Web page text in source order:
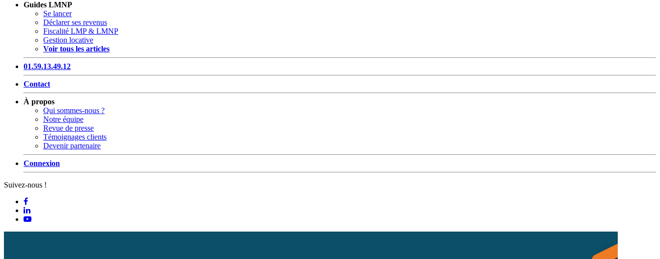
Guides LMNP
Se lancer
Déclarer ses revenus
Fiscalité LMP & LMNP
Gestion locative
Voir tous les articles
01.59.13.49.12
Contact
À propos
Qui sommes-nous ?
Notre équipe
Revue de presse
Témoignages clients
Devenir partenaire
Connexion
Suivez-nous !